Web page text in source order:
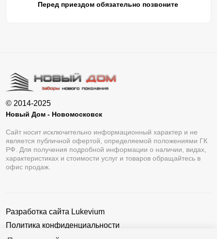
Перед приездом обязательно позвоните
© 2014-2025
Новый Дом - Новомосковск
Сайт носит исключительно информационный характер и не
является публичной офертой, определяемой положениями ГК
РФ. Для получения подробной информации о наличии, видах,
характеристиках и стоимости услуг и товаров обращайтесь в
офис продаж.
Разработка сайта Lukevium
Политика конфиденциальности
Пользовательское соглашение